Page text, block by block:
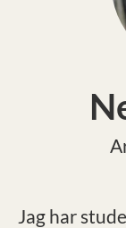
Jag har